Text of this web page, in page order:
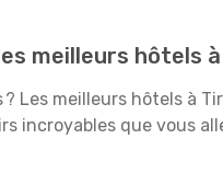
meilleurs hôtels
Les meilleurs hôtels à
incroyables que vous